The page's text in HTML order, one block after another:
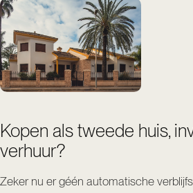
Kopen als tweede huis,
verhuur?
Zeker nu er géén automatische